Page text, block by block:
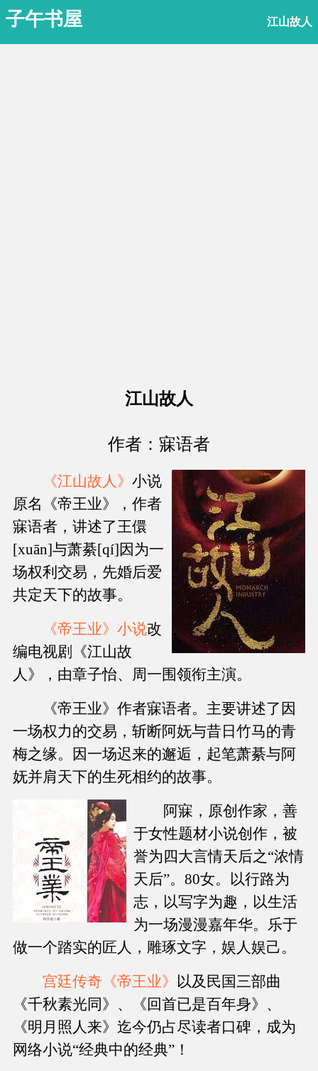
子午书屋 江山故人
江山故人
作者：寐语者
《江山故人》 小说
原名《帝王业》，作者
寐语者，讲述了王儇
[xuān]与萧綦[qí]因为一
场权利交易，先婚后爱
共定天下的故事。
《帝王业》小说改
编电视剧《江山故
人》，由章子怡、周一围领衔主演。
《帝王业》作者寐语者。主要讲述了因
一场权力的交易，斩断阿妩与昔日竹马的青
梅之缘。因一场迟来的邂逅，起笔萧綦与阿
妩并肩天下的生死相约的故事。
阿寐，原创作家，善
于女性题材小说创作，被
誉为四大言情天后之“浓情
天后”。80女。以行路为
志，以写字为趣，以生活
为一场漫漫嘉年华。乐于
做一个踏实的匠人，雕琢文字，娱人娱己。
宫廷传奇《帝王业》
以及民国三部曲
《千秋素光同》、《回首已是百年身》、
《明月照人来》迄今仍占尽读者口碑，成为
网络小说“经典中的经典”！